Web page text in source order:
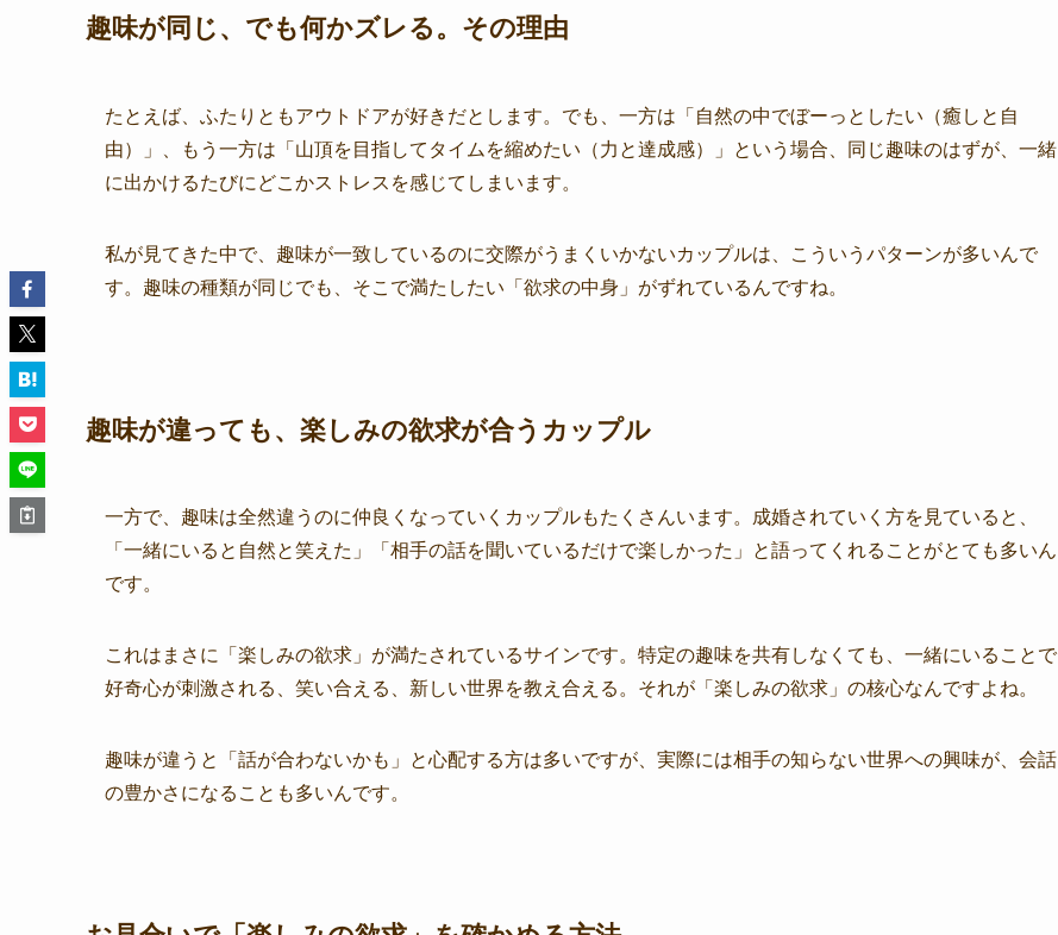
趣味が同じ、でも何かズレる。その理由
たとえば、ふたりともアウトドアが好きだとします。でも、一方は「自然の中でぼーっとしたい（癒しと自
由）」、もう一方は「山頂を目指してタイムを縮めたい（力と達成感）」という場合、同じ趣味のはずが、一緒
に出かけるたびにどこかストレスを感じてしまいます。
私が見てきた中で、趣味が一致しているのに交際がうまくいかないカップルは、こういうパターンが多いんで
す。趣味の種類が同じでも、そこで満たしたい「欲求の中身」がずれているんですね。
趣味が違っても、楽しみの欲求が合うカップル
一方で、趣味は全然違うのに仲良くなっていくカップルもたくさんいます。成婚されていく方を見ていると、
「一緒にいると自然と笑えた」「相手の話を聞いているだけで楽しかった」と語ってくれることがとても多いん
です。
これはまさに「楽しみの欲求」が満たされているサインです。特定の趣味を共有しなくても、一緒にいることで
好奇心が刺激される、笑い合える、新しい世界を教え合える。それが「楽しみの欲求」の核心なんですよね。
趣味が違うと「話が合わないかも」と心配する方は多いですが、実際には相手の知らない世界への興味が、会話
の豊かさになることも多いんです。